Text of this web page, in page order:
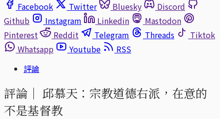
Facebook
Twitter Bluesky
Discord
Github
Instagram Linkedin
Mastodon
Pinterest
Reddit Telegram Threads
Tiktok
Whatsapp
Youtube
RSS
評論
評論｜ 邱慕天：宗教道德右派，在意的
不是基督教